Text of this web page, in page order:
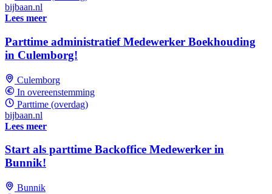
bijbaan.nl
Lees meer
Parttime administratief Medewerker Boekhouding
in Culemborg!
Culemborg
In overeenstemming
Parttime (overdag)
bijbaan.nl
Lees meer
Start als parttime Backoffice Medewerker in
Bunnik!
Bunnik